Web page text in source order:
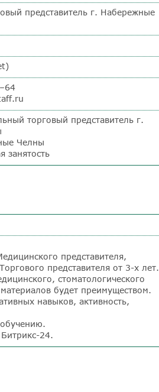
представитель г. Набережные
торговый представитель г.
Челны
занятость
представителя,
представителя от 3-х лет.
стоматологического
будет преимуществом.
навыков, активность,
24.